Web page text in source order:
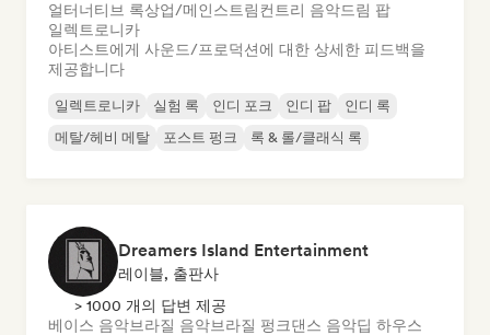
얼터너티브 록상업/메인스트림컨트리 음악드림 팝
일렉트로니카
아티스트에게 사운드/프로덕션에 대한 상세한 피드백을
제공합니다
일렉트로니카 실험 록 인디 포크 인디 팝
인디 록
메탈/헤비 메탈
포스트 펑크 록 & 롤/클래식 록
Dreamers Island Entertainment
레이블, 출판사
> 1000 개의 답변 제공
베이스 음악브라질 음악브라질 펑크댄스 음악딥 하우스